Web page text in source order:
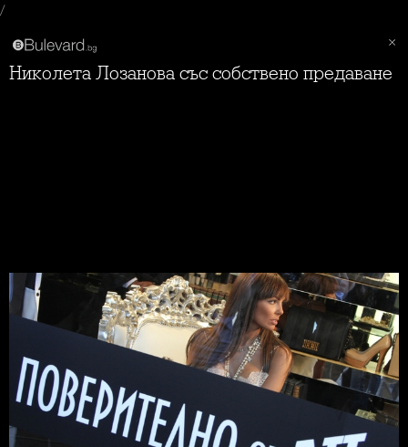
/
Николета Лозанова със собствено предаване